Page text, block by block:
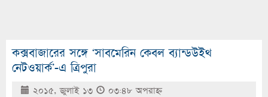
কক্সবাজারের সঙ্গে ‘সাবমেরিন কেবল ব্যান্ডউইথ
নেটওয়ার্ক’-এ ত্রিপুরা
২০১৫, জুলাই ১৩ ০৩:৪৮ অপরাহ্ণ